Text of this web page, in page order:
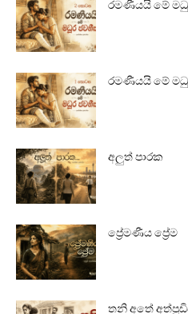
රමණීයයි මේ
රමණීයයි මේ
අලුත් පාරක
ප්‍රේමණීය ප්‍රේම
තනි අතේ